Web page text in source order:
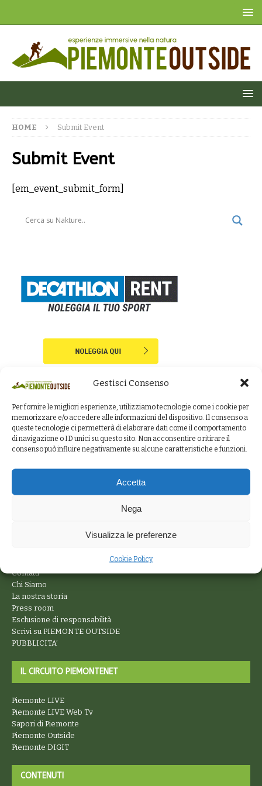
Gestisci Consenso
Per fornire le migliori esperienze, utilizziamo tecnologie come i cookie per
memorizzare e/o accedere alle informazioni del dispositivo. Il consenso a
queste tecnologie ci permetterà di elaborare dati come il comportamento
di navigazione o ID unici su questo sito. Non acconsentire o ritirare il
consenso può influire negativamente su alcune caratteristiche e funzioni.
Accetta
Nega
Visualizza le preferenze
Cookie Policy
HOME Submit Event
Submit Event
[em_event_submit_form]
è un canale tematico del circuito locale
PiemonteNET
InsiemeNET
Contatti
Chi Siamo
La nostra storia
Press room
Esclusione di responsabilità
Scrivi su PIEMONTE OUTSIDE
PUBBLICITA’
IL CIRCUITO PIEMONTENET
Piemonte LIVE
Piemonte LIVE Web Tv
Sapori di Piemonte
Piemonte Outside
Piemonte DIGIT
CONTENUTI